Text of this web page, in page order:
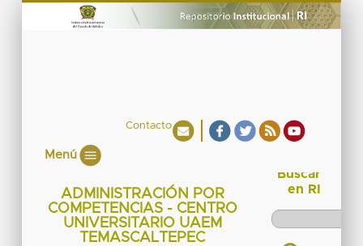
Contacto
Menú
ADMINISTRACIÓN POR
COMPETENCIAS - CENTRO
UNIVERSITARIO UAEM
TEMASCALTEPEC
Buscar
en RI